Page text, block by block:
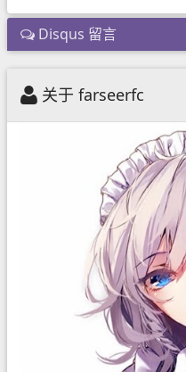
Disqus 留言
关于 farseerfc